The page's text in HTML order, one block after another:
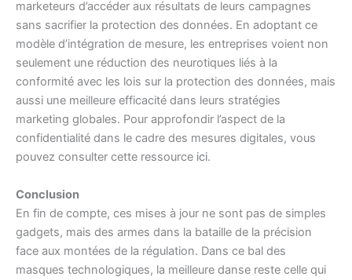
marketeurs d’accéder aux résultats de leurs campagnes
sans sacrifier la protection des données. En adoptant ce
modèle d’intégration de mesure, les entreprises voient non
seulement une réduction des neurotiques liés à la
conformité avec les lois sur la protection des données, mais
aussi une meilleure efficacité dans leurs stratégies
marketing globales. Pour approfondir l’aspect de la
confidentialité dans le cadre des mesures digitales, vous
pouvez consulter cette ressource ici.
Conclusion
En fin de compte, ces mises à jour ne sont pas de simples
gadgets, mais des armes dans la bataille de la précision
face aux montées de la régulation. Dans ce bal des
masques technologiques, la meilleure danse reste celle qui